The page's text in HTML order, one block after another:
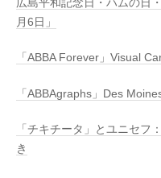
広島平和記念日・ハムの日
月6日」
「ABBA Forever」Visual
「ABBAgraphs」Des
「チキチータ」とユニセフ
き